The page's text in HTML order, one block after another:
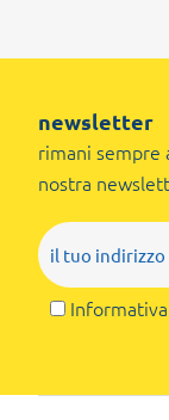
newsletter
rimani sempre
nostra